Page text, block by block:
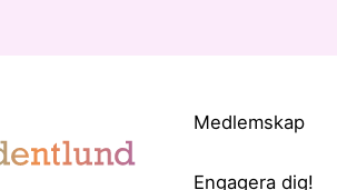
Medlemskap
Engagera dig!